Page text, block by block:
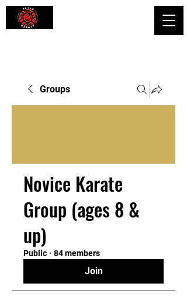
Groups
Novice Karate
Group (ages 8 &
up)
Public · 84 members
Join